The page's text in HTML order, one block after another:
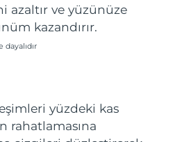
azaltır ve yüzünüze
kazandırır.
yüzdeki kas
rahatlamasına
Tahmini teslim tarihi
Tahmini teslim tarihi
Tahmini teslim tarihi8/12/26